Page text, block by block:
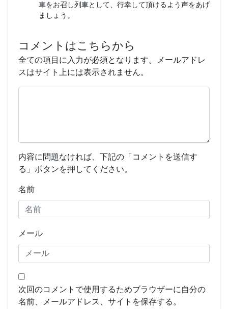
車をお召し列車として、行幸して頂けるよう声をあげ
ましょう。
コメントはこちらから
全ての項目に入力が必須となります。メールアドレ
スはサイト上には表示されません。
内容に問題なければ、下記の「コメントを送信す
る」ボタンを押してください。
名前
メール
次回のコメントで使用するためブラウザーに自分の
名前、メールアドレス、サイトを保存する。